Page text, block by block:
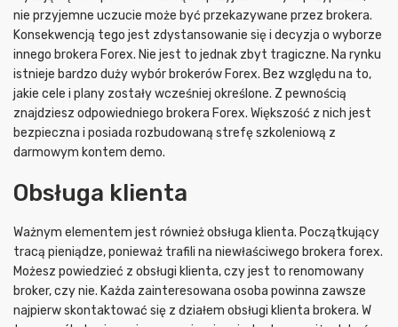
nie przyjemne uczucie może być przekazywane przez brokera.
Konsekwencją tego jest zdystansowanie się i decyzja o wyborze
innego brokera Forex. Nie jest to jednak zbyt tragiczne. Na rynku
istnieje bardzo duży wybór brokerów Forex. Bez względu na to,
jakie cele i plany zostały wcześniej określone. Z pewnością
znajdziesz odpowiedniego brokera Forex. Większość z nich jest
bezpieczna i posiada rozbudowaną strefę szkoleniową z
darmowym kontem demo.
Obsługa klienta
Ważnym elementem jest również obsługa klienta. Początkujący
tracą pieniądze, ponieważ trafili na niewłaściwego brokera forex.
Możesz powiedzieć z obsługi klienta, czy jest to renomowany
broker, czy nie. Każda zainteresowana osoba powinna zawsze
najpierw skontaktować się z działem obsługi klienta brokera. W